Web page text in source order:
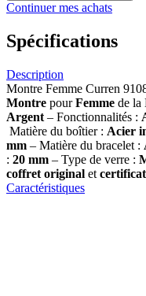
Continuer mes achats
Spécifications
Description
Montre Femme Curren
Montre pourFemme de la
Argent – Fonctionnalités :
Matière du boîtier : Acier
mm – Matière du bracelet :
: 20 mm – Type de verre :
coffret original et
Caractéristiques